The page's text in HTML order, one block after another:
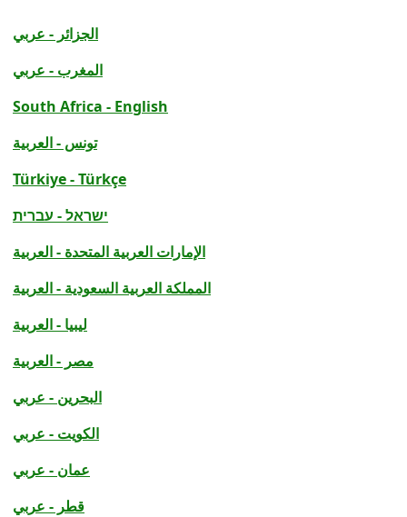
الجزائر - عربي
المغرب - عربي
South Africa - English
تونس - العربية
Türkiye - Türkçe
ישראל - עברית
الإمارات العربية المتحدة - العربية
المملكة العربية السعودية - العربية
ليبيا - العربية
مصر - العربية
البحرين - عربي
الكويت - عربي
عمان - عربي
قطر - عربي